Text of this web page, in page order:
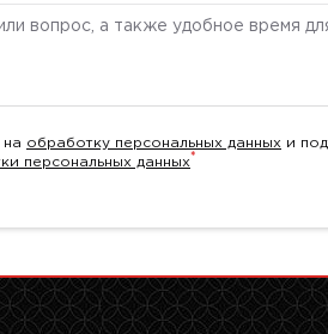
обработку персональных данных и
персональных данных*